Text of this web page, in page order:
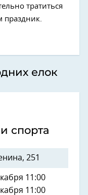
тратиться
праздник.
елок
спорта
251
11:00
11:00